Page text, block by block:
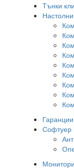
Тънки
Гаранции
Софтуер
Монитори